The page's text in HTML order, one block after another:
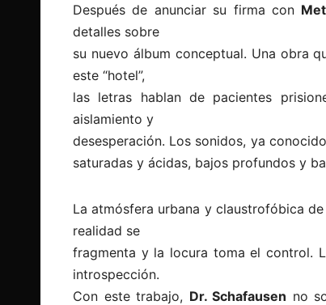
Después de anunciar su firma con
detalles sobre
su nuevo álbum conceptual. Una obra
este “hotel”,
las letras hablan de pacientes
aislamiento y
desesperación. Los sonidos, ya
saturadas y ácidas, bajos profundos y
La atmósfera urbana y claustrofóbica de
realidad se
fragmenta y la locura toma el control.
introspección.
Con este trabajo, Dr. Schafausen no